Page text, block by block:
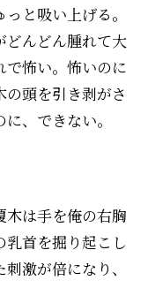
と吸い上げる。
どんどん腫れて大
で怖い。怖いのに
頭を引き剥がさ
、できない。
は手を俺の右胸
首を掘り起こし
激が倍になり、